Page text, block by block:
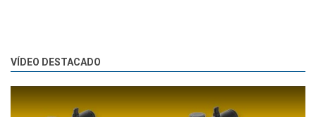
VÍDEO DESTACADO